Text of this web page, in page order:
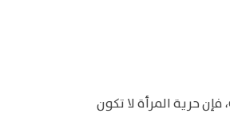
حرية المرأة لا تكون